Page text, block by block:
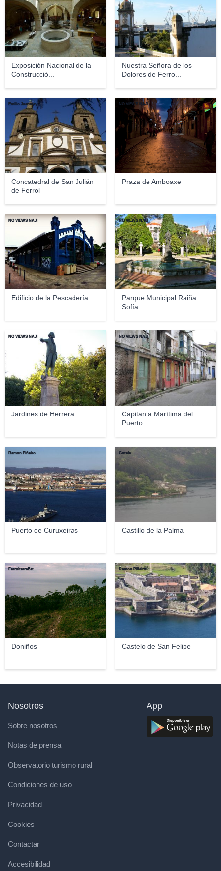
Exposición Nacional de la
Construcció...
Nuestra Señora de los
Dolores de Ferro...
Concatedral de San Julián
de Ferrol
Emilio Juanatey
Praza de Amboaxe
NO VIEWS NAJI
Edificio de la Pescadería
NO VIEWS NAJI
Parque Municipal Raiña
Sofía
NO VIEWS NAJI
Jardines de Herrera
NO VIEWS NAJI
Capitanía Marítima del
Puerto
NO VIEWS NAJI
Puerto de Curuxeiras
Ramon Piñeiro
Castillo de la Palma
Gotele
Doniños
FerrolterraBtt
Castelo de San Felipe
Ramon Piñeiro
Nosotros
Sobre nosotros
Notas de prensa
Observatorio turismo rural
Condiciones de uso
Privacidad
Cookies
Contactar
Accesibilidad
App